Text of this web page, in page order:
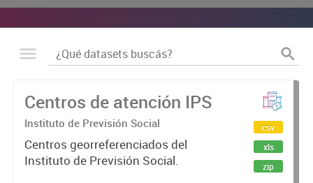
Centros de atención IPS
Instituto de Previsión Social
Centros georreferenciados del
Instituto de Previsión Social.
csv
xls
zip